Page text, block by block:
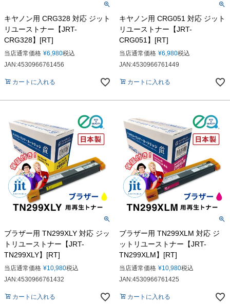
キヤノン用 CRG328 対応 ジット
リユーストナー【JRT-
CRG328】[RT]
当店通常価格 ¥6,980税込
JAN:4530966761456
カートに入れる
キヤノン用 CRG051 対応 ジット
リユーストナー【JRT-
CRG051】[RT]
当店通常価格 ¥6,980税込
JAN:4530966761449
カートに入れる
ブラザー用 TN299XLY 対応 ジッ
トリユーストナー【JRT-
TN299XLY】[RT]
当店通常価格 ¥10,980税込
JAN:4530966761432
カートに入れる
ブラザー用 TN299XLM 対応 ジ
ットリユーストナー【JRT-
TN299XLM】[RT]
当店通常価格 ¥10,980税込
JAN:4530966761425
カートに入れる